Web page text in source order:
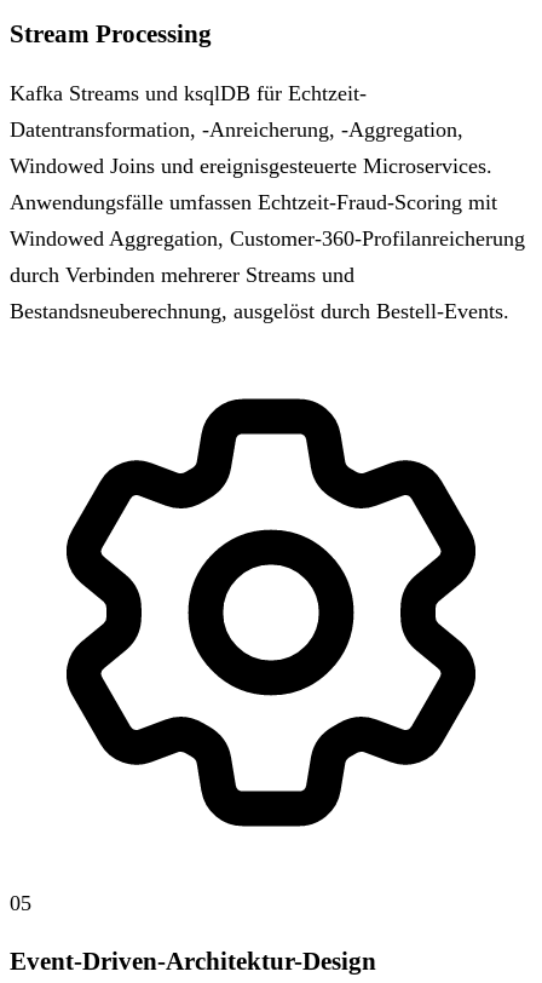
Stream Processing
Kafka Streams und ksqlDB für Echtzeit-
Datentransformation, -Anreicherung, -Aggregation,
Windowed Joins und ereignisgesteuerte Microservices.
Anwendungsfälle umfassen Echtzeit-Fraud-Scoring mit
Windowed Aggregation, Customer-360-Profilanreicherung
durch Verbinden mehrerer Streams und
Bestandsneuberechnung, ausgelöst durch Bestell-Events.
05
Event-Driven-Architektur-Design